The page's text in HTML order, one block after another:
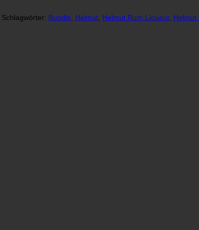
Schlagwörter: Bundle Helmut Helmut Rum Liqueur, Helmut